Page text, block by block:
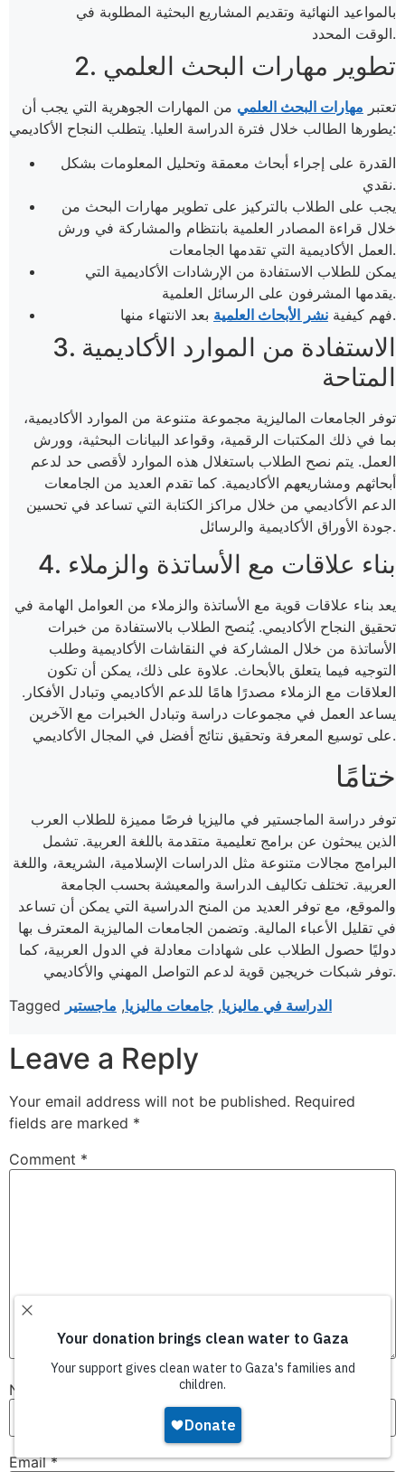
بالمواعيد النهائية وتقديم المشاريع البحثية المطلوبة في
الوقت المحدد.
2. تطوير مهارات البحث العلمي
تعتبر مهارات البحث العلمي من المهارات الجوهرية التي يجب أن
يطورها الطالب خلال فترة الدراسة العليا. يتطلب النجاح الأكاديمي:
القدرة على إجراء أبحاث معمقة وتحليل المعلومات بشكل
نقدي.
يجب على الطلاب بالتركيز على تطوير مهارات البحث من
خلال قراءة المصادر العلمية بانتظام والمشاركة في ورش
العمل الأكاديمية التي تقدمها الجامعات.
يمكن للطلاب الاستفادة من الإرشادات الأكاديمية التي
يقدمها المشرفون على الرسائل العلمية​.
فهم كيفية نشر الأبحاث العلمية بعد الانتهاء منها.
3. الاستفادة من الموارد الأكاديمية
المتاحة
توفر الجامعات الماليزية مجموعة متنوعة من الموارد الأكاديمية،
بما في ذلك المكتبات الرقمية، وقواعد البيانات البحثية، وورش
العمل. يتم نصح الطلاب باستغلال هذه الموارد لأقصى حد لدعم
أبحاثهم ومشاريعهم الأكاديمية. كما تقدم العديد من الجامعات
الدعم الأكاديمي من خلال مراكز الكتابة التي تساعد في تحسين
جودة الأوراق الأكاديمية والرسائل​.
4. بناء علاقات مع الأساتذة والزملاء
يعد بناء علاقات قوية مع الأساتذة والزملاء من العوامل الهامة في
تحقيق النجاح الأكاديمي. يُنصح الطلاب بالاستفادة من خبرات
الأساتذة من خلال المشاركة في النقاشات الأكاديمية وطلب
التوجيه فيما يتعلق بالأبحاث. علاوة على ذلك، يمكن أن تكون
العلاقات مع الزملاء مصدرًا هامًا للدعم الأكاديمي وتبادل الأفكار.
يساعد العمل في مجموعات دراسة وتبادل الخبرات مع الآخرين
على توسيع المعرفة وتحقيق نتائج أفضل في المجال الأكاديمي.
ختامًا
توفر دراسة الماجستير في ماليزيا فرصًا مميزة للطلاب العرب
الذين يبحثون عن برامج تعليمية متقدمة باللغة العربية. تشمل
البرامج مجالات متنوعة مثل الدراسات الإسلامية، الشريعة، واللغة
العربية. تختلف تكاليف الدراسة والمعيشة بحسب الجامعة
والموقع، مع توفر العديد من المنح الدراسية التي يمكن أن تساعد
في تقليل الأعباء المالية. وتضمن الجامعات الماليزية المعترف بها
دوليًا حصول الطلاب على شهادات معادلة في الدول العربية، كما
توفر شبكات خريجين قوية لدعم التواصل المهني والأكاديمي.​
Tagged
الدراسة في ماليزيا, جامعات ماليزيا, ماجستير
Leave a Reply
Your email address will not be published. Required
fields are marked *
Comment *
Name
Email*